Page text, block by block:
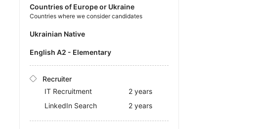
Countries of Europe or Ukraine
Countries where we consider candidates
Ukrainian Native
English A2 - Elementary
Recruiter
IT Recruitment
2 years
LinkedIn Search
2 years